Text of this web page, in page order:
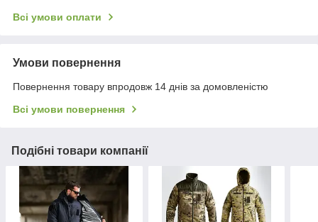
Всі умови оплати
Умови повернення
Повернення товару впродовж 14 днів за домовленістю
Всі умови повернення
Подібні товари компанії